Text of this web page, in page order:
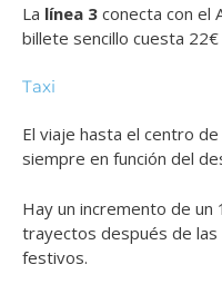
La línea 3 conecta con el
billete sencillo cuesta 22€
Taxi
El viaje hasta el centro
siempre en función del
Hay un incremento de un
trayectos después de
festivos.